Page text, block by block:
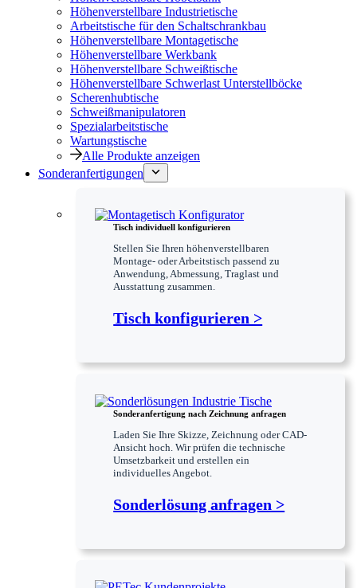
Höhenverstellbare Industrietische
Arbeitstische für den Schaltschrankbau
Höhenverstellbare Montagetische
Höhenverstellbare Werkbank
Höhenverstellbare Schweißtische
Höhenverstellbare Schwerlast Unterstellböcke
Scherenhubtische
Schweißmanipulatoren
Spezialarbeitstische
Wartungstische
Alle Produkte anzeigen
Sonderanfertigungen
Tisch individuell konfigurieren
Stellen Sie Ihren höhenverstellbaren
Montage- oder Arbeitstisch passend zu
Anwendung, Abmessung, Traglast und
Ausstattung zusammen.
Tisch konfigurieren >
Sonderanfertigung nach Zeichnung anfragen
Laden Sie Ihre Skizze, Zeichnung oder CAD-
Ansicht hoch. Wir prüfen die technische
Umsetzbarkeit und erstellen ein
individuelles Angebot.
Sonderlösung anfragen >